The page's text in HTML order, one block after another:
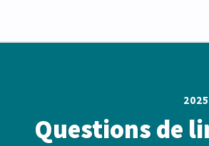
Questions de